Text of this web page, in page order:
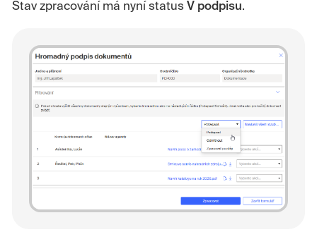
Stav zpracování má nyní status V podpisu.